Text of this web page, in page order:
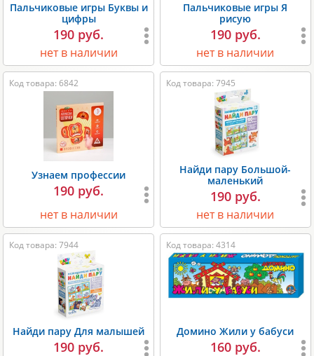
Пальчиковые игры Буквы и
цифры
190 руб.
нет в наличии
Пальчиковые игры Я
рисую
190 руб.
нет в наличии
Код товара: 6842
Узнаем профессии
190 руб.
нет в наличии
Код товара: 7945
Найди пару Большой-
маленький
190 руб.
нет в наличии
Код товара: 7944
Найди пару Для малышей
190 руб.
Код товара: 4314
Домино Жили у бабуси
160 руб.